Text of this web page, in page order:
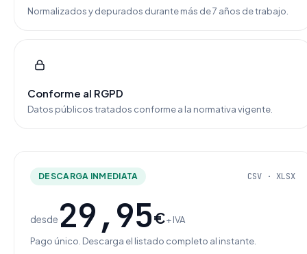
Normalizados y depurados durante más de 7 años de trabajo.
Conforme al RGPD
Datos públicos tratados conforme a la normativa vigente.
DESCARGA INMEDIATA CSV · XLSX
desde 29,95€+ IVA
Pago único. Descarga el listado completo al instante.